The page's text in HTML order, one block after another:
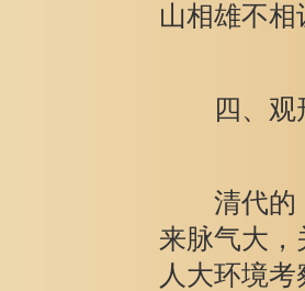
山相雄不相
四、观形
清代的《
来脉气大，
人大环境考